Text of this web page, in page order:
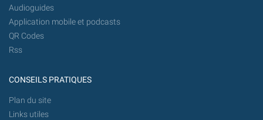
Audioguides
Application mobile et podcasts
QR Codes
Rss
CONSEILS PRATIQUES
Plan du site
Links utiles